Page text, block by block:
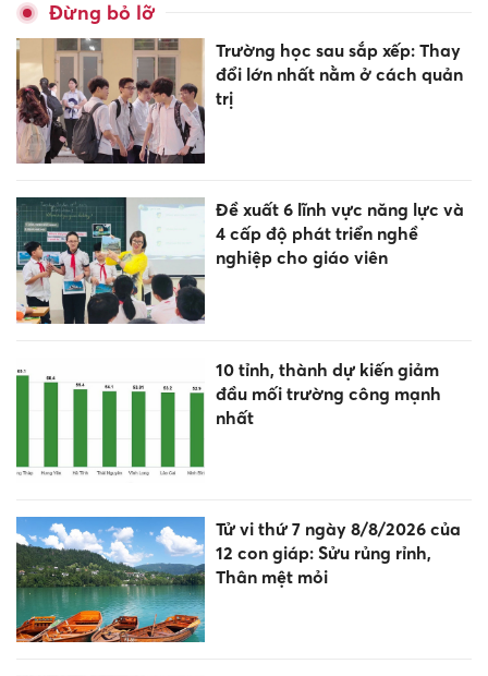
Đừng bỏ lỡ
Trường học sau sắp xếp: Thay
đổi lớn nhất nằm ở cách quản
trị
Đề xuất 6 lĩnh vực năng lực và
4 cấp độ phát triển nghề
nghiệp cho giáo viên
10 tỉnh, thành dự kiến giảm
đầu mối trường công mạnh
nhất
Tử vi thứ 7 ngày 8/8/2026 của
12 con giáp: Sửu rủng rỉnh,
Thân mệt mỏi